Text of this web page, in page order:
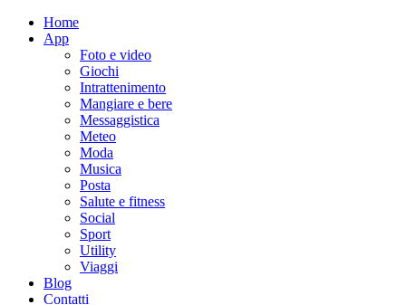
Home
App
Foto e video
Giochi
Intrattenimento
Mangiare e bere
Messaggistica
Meteo
Moda
Musica
Posta
Salute e fitness
Social
Sport
Utility
Viaggi
Blog
Contatti